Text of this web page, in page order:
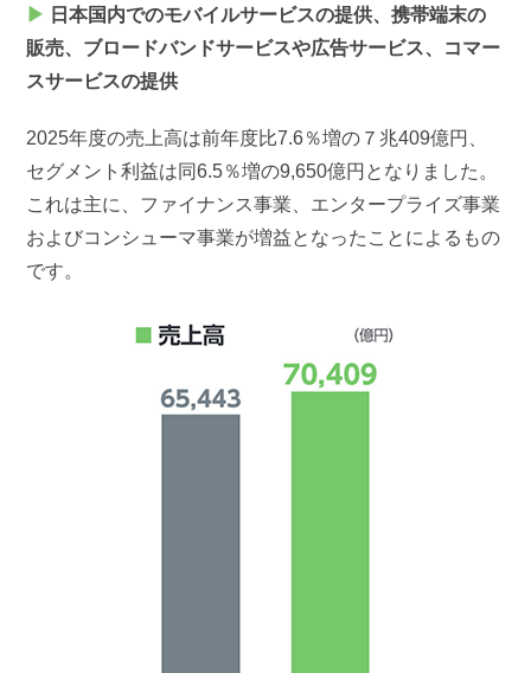
▶ 日本国内でのモバイルサービスの提供、携帯端末の
販売、ブロードバンドサービスや広告サービス、コマー
スサービスの提供
2025年度の売上高は前年度比7.6％増の７兆409億円、
セグメント利益は同6.5％増の9,650億円となりました。
これは主に、ファイナンス事業、エンタープライズ事業
およびコンシューマ事業が増益となったことによるもの
です。